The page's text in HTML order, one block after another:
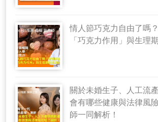
情人節巧克力自由了嗎
「巧克力作用」與生理
關於未婚生子、人工流
會有哪些健康與法律風
師一同解析！